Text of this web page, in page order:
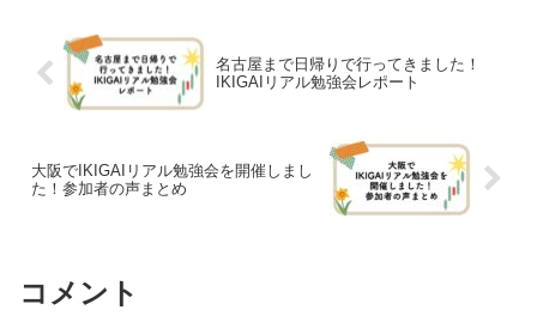
名古屋まで日帰りで行ってきました！
IKIGAIリアル勉強会レポート
大阪でIKIGAIリアル勉強会を開催しまし
た！参加者の声まとめ
コメント